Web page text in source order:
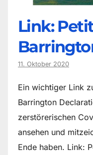
Link:
11. Oktober 2020
Ein wichtiger Link
Barrington
zerstörerischen
ansehen und
Ende haben. Link: